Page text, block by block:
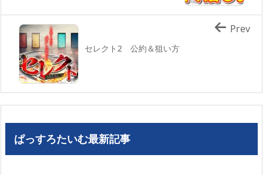
セレクト2 公約＆狙い方
Prev
ぱっすろたいむ最新記事